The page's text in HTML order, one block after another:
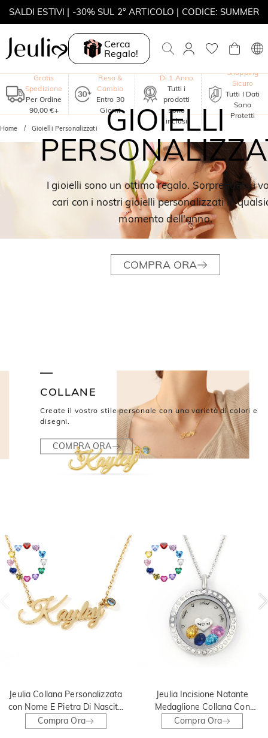
SALDI ESTIVI | -30% SUL 2° ARTICOLO | CODICE: SUMMER
MOVE MY WAY | ACQUISTA 3, COLLANA IN REGALO
Cerca
Regalo!
Gratis
Spedizione
Per Ordine
90,00 €+
Reso &
Cambio
Entro 30
Giorni
Di 1 Anno
Tutti i
prodotti
sono
inclusi
Shopping
Sicuro
Tutti I Dati
Sono
Protetti
Home Gioielli Personalizzati GIOIELLI
I gioielli sono un ottimo regalo. Sorprendete i
cari con i nostri gioielli personalizzati in
momento dell'anno.
COMPRA ORA
COLLANE
Create il vostro stile personale con una varietà di colori e
disegni.
COMPRA ORA
Jeulia Collana Personalizzata
con Nome E Pietra Di Nascita
in Argento Sterling
Compra Ora
Jeulia Incisione Natante
Medaglione Collana Con
Charm e Pietra Della Nascita
In Argento Sterling
Compra Ora